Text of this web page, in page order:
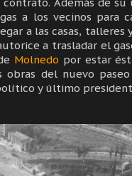
a los vecinos para
a las casas, talleres
a trasladar el
Molnedo por estar
del nuevo
y último